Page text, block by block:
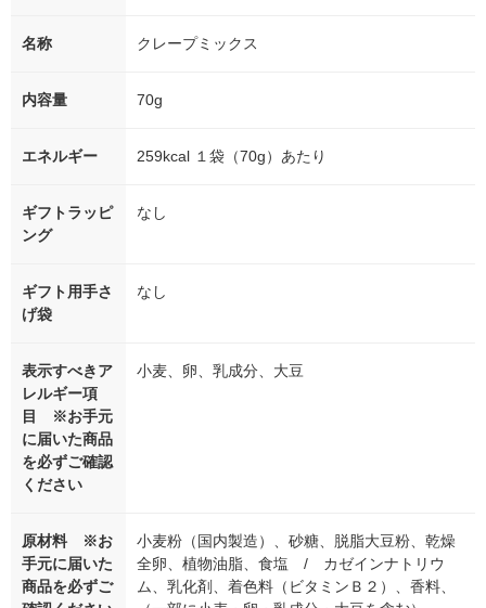
名称 クレープミックス
内容量 70g
エネルギー 259kcal １袋（70g）あたり
ギフトラッピ
ング
なし
ギフト用手さ
げ袋
なし
表示すべきア
レルギー項
目 ※お手元
に届いた商品
を必ずご確認
ください
小麦、卵、乳成分、大豆
原材料 ※お
手元に届いた
商品を必ずご
小麦粉（国内製造）、砂糖、脱脂大豆粉、乾燥
全卵、植物油脂、食塩 / カゼインナトリウ
ム、乳化剤、着色料（ビタミンＢ２）、香料、